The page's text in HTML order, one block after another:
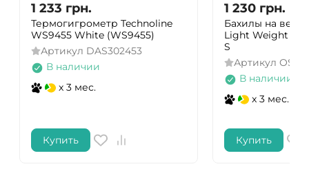
1 233 грн.
Термогигрометр Technoline
WS9455 White (WS9455)
Артикул DAS302453
В наличии
x 3 мес.
Купить
1 230 грн.
Бахилы на
Light Weight
S
Артикул
В наличии
x 3 мес.
Купить